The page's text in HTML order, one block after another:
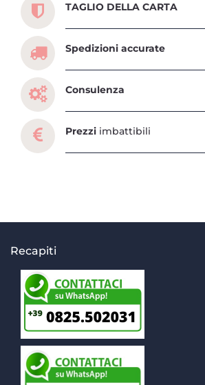
TAGLIO DELLA CARTA
Spedizioni accurate
Consulenza
Prezzi imbattibili
Recapiti